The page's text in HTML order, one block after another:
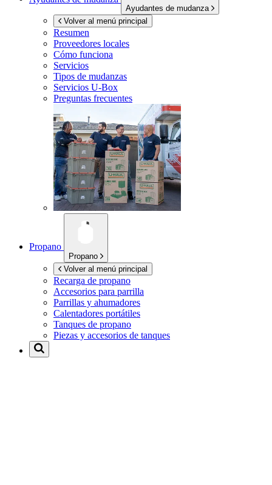
Ayudantes de mudanza
Volver al menú principal
Resumen
Proveedores locales
Cómo funciona
Servicios
Tipos de mudanzas
Servicios U-Box
Preguntas frecuentes
Propano
Propano
Volver al menú principal
Recarga de propano
Accesorios para parrilla
Parrillas y ahumadores
Calentadores portátiles
Tanques de propano
Piezas y accesorios de tanques